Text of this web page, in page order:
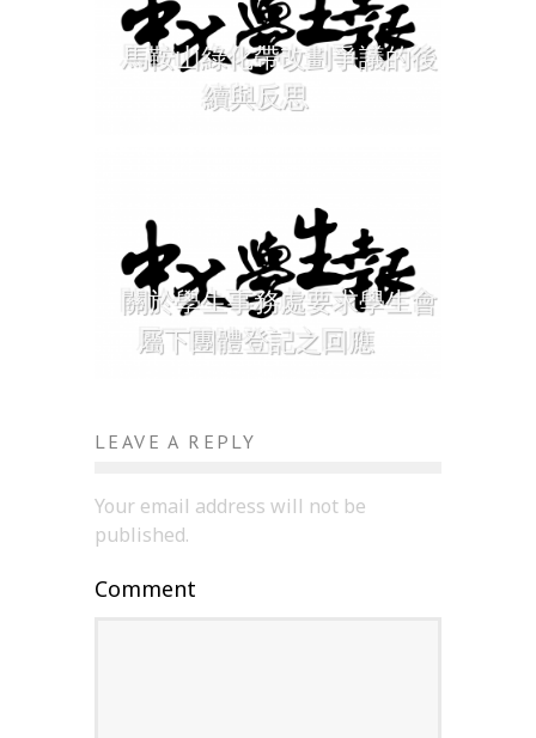
馬鞍山綠化帶改劃爭議的後
續與反思
關於學生事務處要求學生會
屬下團體登記之回應
LEAVE A REPLY
Your email address will not be
published.
Comment